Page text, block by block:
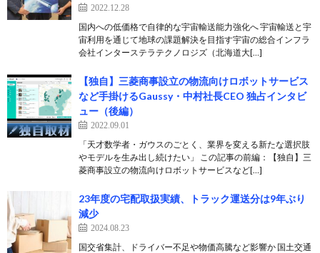
2022.12.28
国内への低価格で自律的な宇宙輸送能力強化へ 宇宙輸送と宇
宙利用を通じて地球の課題解決を目指す宇宙の総合インフラ
会社インターステラテクノロジズ（北海道⼤[…]
【独自】三菱商事設立の物流向けロボットサービス
など手掛けるGaussy・中村社長CEO 独占インタビ
ュー（後編）
2022.09.01
「天才数学者・ガウスのごとく、業界を変える新たな選択肢
やモデルを生み出し続けたい」 この記事の前編：【独自】三
菱商事設立の物流向けロボットサービスなど[…]
23年度の宅配取扱実績、トラック運送分は9年ぶり
減少
2024.08.23
国交省集計、ドライバー不足や物価高騰など影響か 国土交通